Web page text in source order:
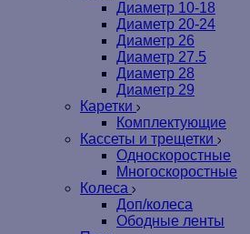
Диаметр 10-18
Диаметр 20-24
Диаметр 26
Диаметр 27.5
Диаметр 28
Диаметр 29
Каретки
Комплектующие
Кассеты и трещетки
Односкоростные
Многоскоростные
Колеса
Доп/колеса
Ободные ленты